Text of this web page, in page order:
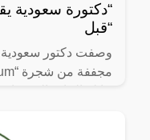
“دكتورة سعودية
“قبل
وصفت دكتور سعودية